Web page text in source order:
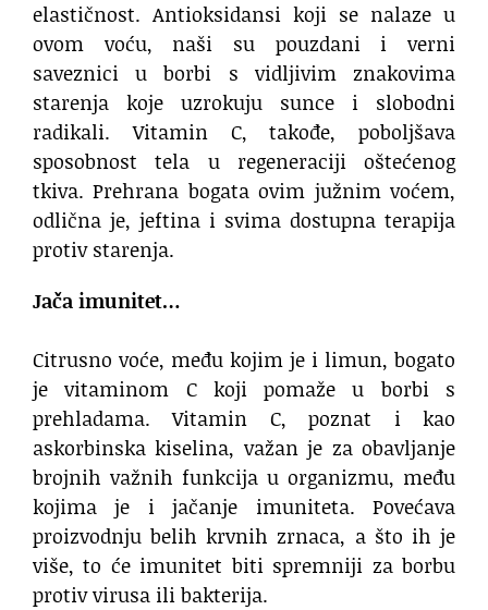
elastičnost. Antioksidansi koji se nalaze u
ovom voću, naši su pouzdani i verni
saveznici u borbi s vidljivim znakovima
starenja koje uzrokuju sunce i slobodni
radikali. Vitamin C, takođe, poboljšava
sposobnost tela u regeneraciji oštećenog
tkiva. Prehrana bogata ovim južnim voćem,
odlična je, jeftina i svima dostupna terapija
protiv starenja.
Jača imunitet…
Citrusno voće, među kojim je i limun, bogato
je vitaminom C koji pomaže u borbi s
prehladama. Vitamin C, poznat i kao
askorbinska kiselina, važan je za obavljanje
brojnih važnih funkcija u organizmu, među
kojima je i jačanje imuniteta. Povećava
proizvodnju belih krvnih zrnaca, a što ih je
više, to će imunitet biti spremniji za borbu
protiv virusa ili bakterija.